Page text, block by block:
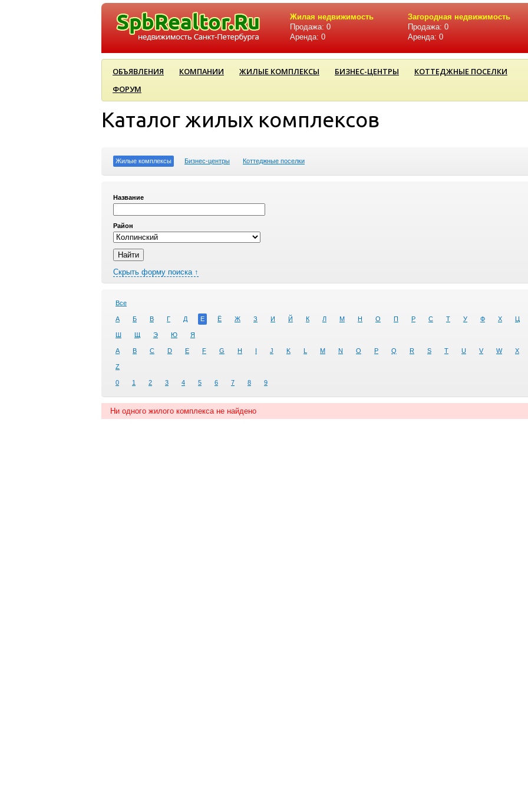
Жилая недвижимость
Продажа: 0
Аренда: 0
Загородная недвижимость
Продажа: 0
Аренда: 0
ОБЪЯВЛЕНИЯ КОМПАНИИ ЖИЛЫЕ КОМПЛЕКСЫ БИЗНЕС-ЦЕНТРЫ
КОТТЕДЖНЫЕ ПОСЕЛКИ
ФОРУМ
Каталог жилых комплексов
Жилые комплексы Бизнес-центры Коттеджные поселки
Название
Район
Скрыть форму поиска ↑
Все
А Б В Г Д Е Ё Ж З И Й К Л М Н О П Р С Т У Ф Х Ц
Ш Щ Э Ю Я
A B C D E F G H I J K L M N O P Q R S T U V W X
Z
0 1 2 3 4 5 6 7 8 9
Ни одного жилого комплекса не найдено